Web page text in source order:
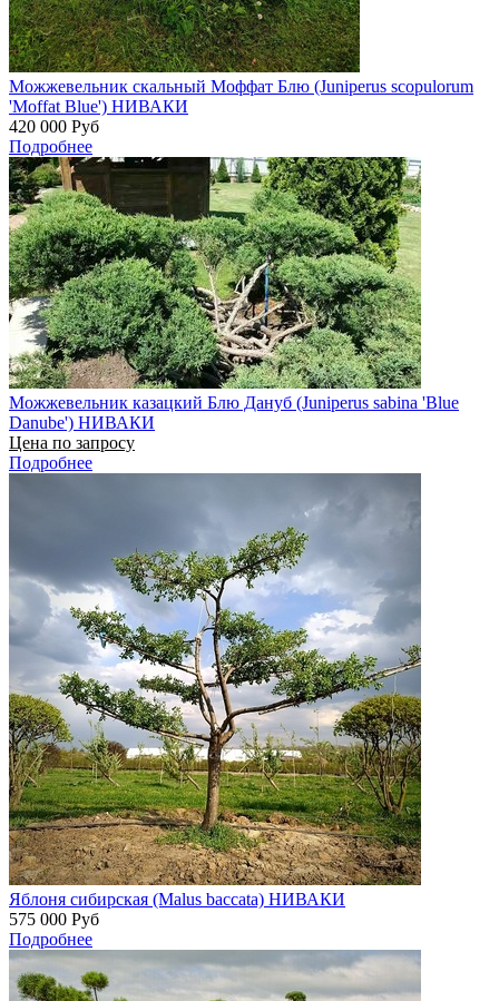
Можжевельник скальный Моффат Блю (Juniperus scopulorum
'Moffat Blue') НИВАКИ
420 000 Руб
Подробнее
Можжевельник казацкий Блю Дануб (Juniperus sabina 'Blue
Danube') НИВАКИ
Цена по запросу
Подробнее
Яблоня сибирская (Malus baccata) НИВАКИ
575 000 Руб
Подробнее